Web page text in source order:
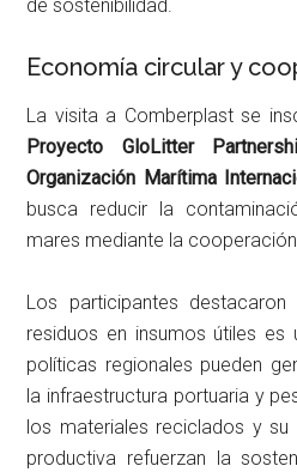
de sostenibilidad.
Economía circular y
La visita a Comberplast se
Proyecto GloLitter
Organización Marítima
busca reducir la
mares mediante la
Los participantes
residuos en insumos útiles
políticas regionales pueden
la infraestructura portuaria y
los materiales reciclados y
productiva refuerzan la